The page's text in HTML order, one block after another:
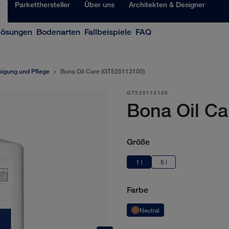
Parketthersteller Über uns Architekten & Designer
Bodenarten Fallbeispiele FAQ
und Pflege Bona Oil Care (GT525113100)
GT525113100
Bona Oil
Größe
1 l 5 l
Farbe
Neutral